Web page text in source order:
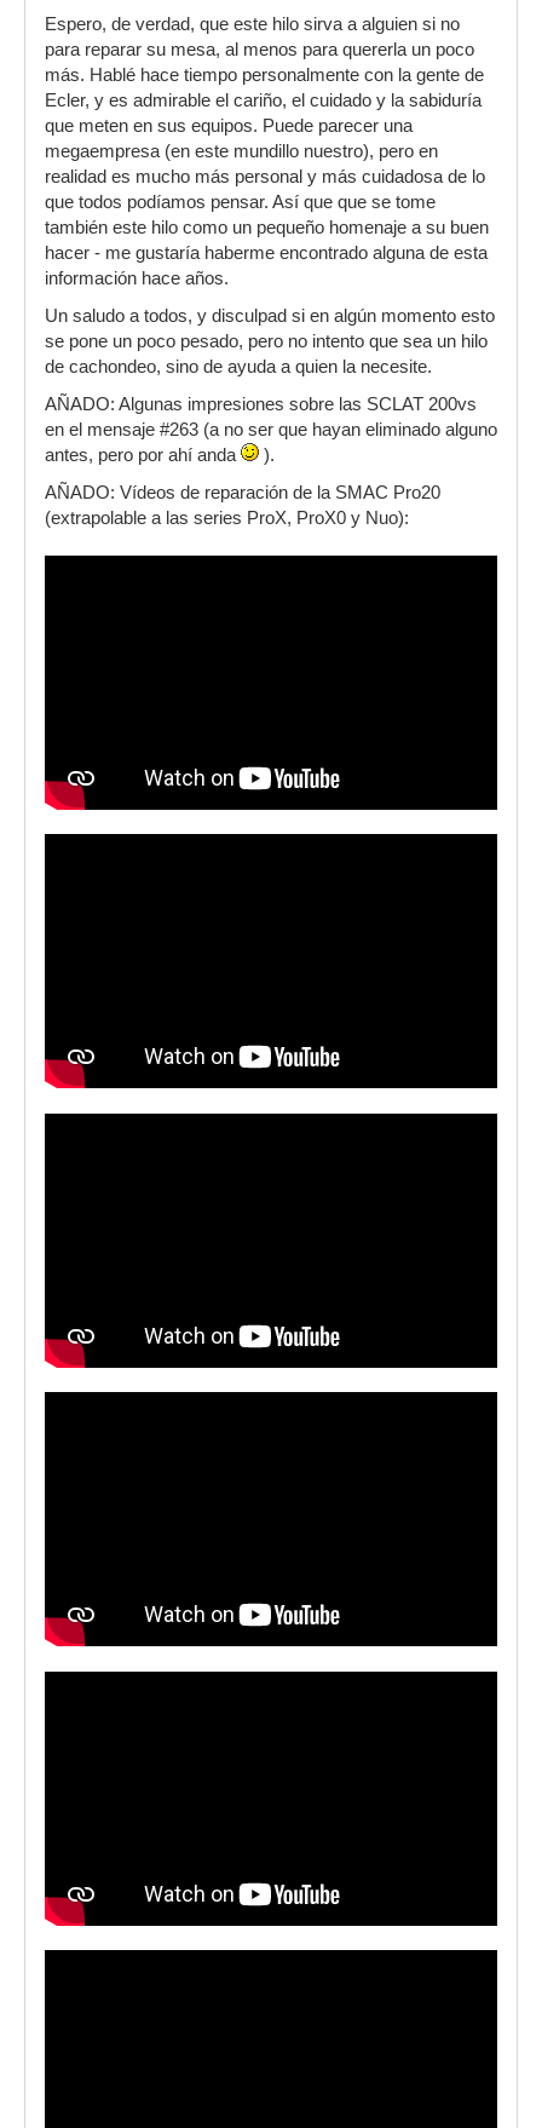
Espero, de verdad, que este hilo sirva a alguien si no
para reparar su mesa, al menos para quererla un poco
más. Hablé hace tiempo personalmente con la gente de
Ecler, y es admirable el cariño, el cuidado y la sabiduría
que meten en sus equipos. Puede parecer una
megaempresa (en este mundillo nuestro), pero en
realidad es mucho más personal y más cuidadosa de lo
que todos podíamos pensar. Así que que se tome
también este hilo como un pequeño homenaje a su buen
hacer - me gustaría haberme encontrado alguna de esta
información hace años.
Un saludo a todos, y disculpad si en algún momento esto
se pone un poco pesado, pero no intento que sea un hilo
de cachondeo, sino de ayuda a quien la necesite.
AÑADO: Algunas impresiones sobre las SCLAT 200vs
en el mensaje #263 (a no ser que hayan eliminado alguno
antes, pero por ahí anda
).
AÑADO: Vídeos de reparación de la SMAC Pro20
(extrapolable a las series ProX, ProX0 y Nuo):